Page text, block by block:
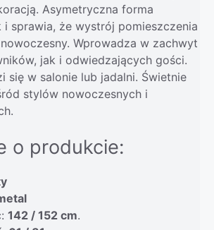
Asymetryczna forma
sprawia, że wystrój pomieszczenia
Wprowadza w zachwyt
jak i odwiedzających gości.
się w salonie lub jadalni. Świetnie
stylów nowoczesnych i
o produkcie:
142 / 152 cm.